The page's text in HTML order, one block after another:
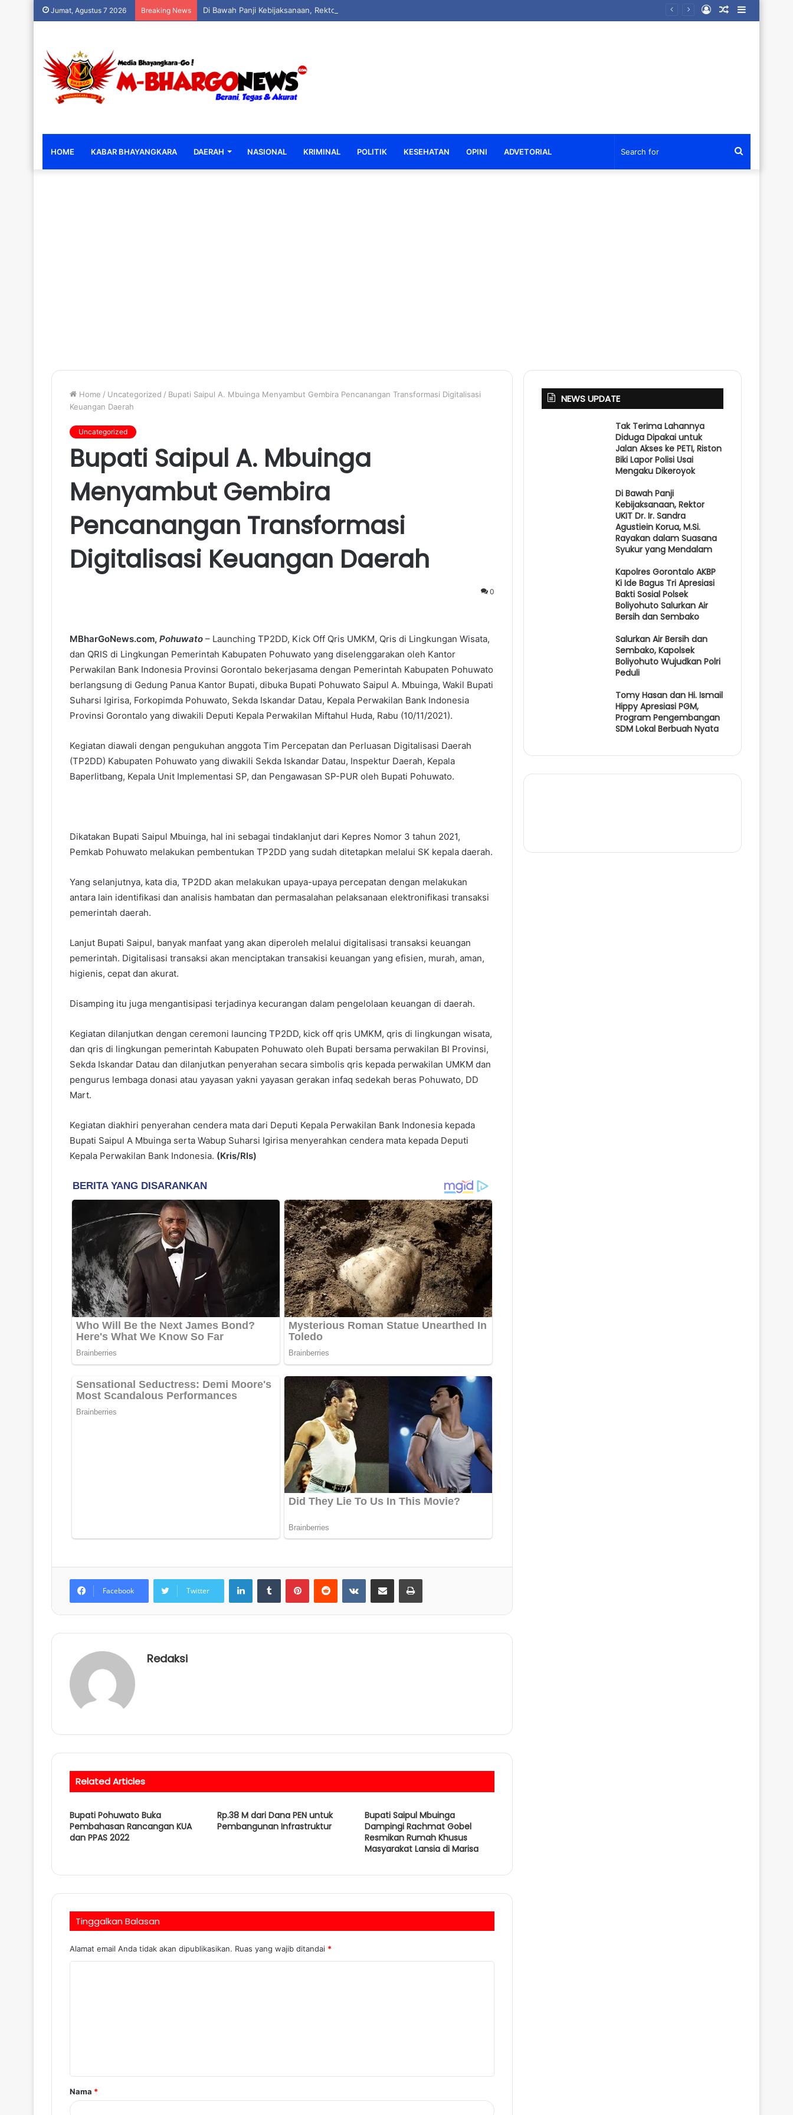
Jumat, Agustus 7 2026 Breaking News
Random
Log
HOME KABAR BHAYANGKARA DAERAH NASIONAL KRIMINAL POLITIK KESEHATAN OPINI ADVETORIAL
Home / Uncategorized / Bupati Saipul A. Mbuinga Menyambut Gembira Pencanangan Transformasi Digitalisasi
Keuangan Daerah
Uncategorized
Bupati Saipul A. Mbuinga
Menyambut Gembira
Pencanangan Transformasi
Digitalisasi Keuangan Daerah
0
MBharGoNews.com, Pohuwato – Launching TP2DD, Kick Off Qris UMKM, Qris di Lingkungan Wisata,
dan QRIS di Lingkungan Pemerintah Kabupaten Pohuwato yang diselenggarakan oleh Kantor
Perwakilan Bank Indonesia Provinsi Gorontalo bekerjasama dengan Pemerintah Kabupaten Pohuwato
berlangsung di Gedung Panua Kantor Bupati, dibuka Bupati Pohuwato Saipul A. Mbuinga, Wakil Bupati
Suharsi Igirisa, Forkopimda Pohuwato, Sekda Iskandar Datau, Kepala Perwakilan Bank Indonesia
Provinsi Gorontalo yang diwakili Deputi Kepala Perwakilan Miftahul Huda, Rabu (10/11/2021).
Kegiatan diawali dengan pengukuhan anggota Tim Percepatan dan Perluasan Digitalisasi Daerah
(TP2DD) Kabupaten Pohuwato yang diwakili Sekda Iskandar Datau, Inspektur Daerah, Kepala
Baperlitbang, Kepala Unit Implementasi SP, dan Pengawasan SP-PUR oleh Bupati Pohuwato.
Dikatakan Bupati Saipul Mbuinga, hal ini sebagai tindaklanjut dari Kepres Nomor 3 tahun 2021,
Pemkab Pohuwato melakukan pembentukan TP2DD yang sudah ditetapkan melalui SK kepala daerah.
Yang selanjutnya, kata dia, TP2DD akan melakukan upaya-upaya percepatan dengan melakukan
antara lain identifikasi dan analisis hambatan dan permasalahan pelaksanaan elektronifikasi transaksi
pemerintah daerah.
Lanjut Bupati Saipul, banyak manfaat yang akan diperoleh melalui digitalisasi transaksi keuangan
pemerintah. Digitalisasi transaksi akan menciptakan transakisi keuangan yang efisien, murah, aman,
higienis, cepat dan akurat.
Disamping itu juga mengantisipasi terjadinya kecurangan dalam pengelolaan keuangan di daerah.
Kegiatan dilanjutkan dengan ceremoni launcing TP2DD, kick off qris UMKM, qris di lingkungan wisata,
dan qris di lingkungan pemerintah Kabupaten Pohuwato oleh Bupati bersama perwakilan BI Provinsi,
Sekda Iskandar Datau dan dilanjutkan penyerahan secara simbolis qris kepada perwakilan UMKM dan
pengurus lembaga donasi atau yayasan yakni yayasan gerakan infaq sedekah beras Pohuwato, DD
Mart.
Kegiatan diakhiri penyerahan cendera mata dari Deputi Kepala Perwakilan Bank Indonesia kepada
Bupati Saipul A Mbuinga serta Wabup Suharsi Igirisa menyerahkan cendera mata kepada Deputi
Kepala Perwakilan Bank Indonesia. (Kris/Rls)
Facebook Twitter
Redaksi
Related Articles
Bupati Pohuwato Buka
Pembahasan Rancangan KUA
dan PPAS 2022
Rp.38 M dari Dana PEN untuk
Pembangunan Infrastruktur
Bupati Saipul Mbuinga
Dampingi Rachmat Gobel
Resmikan Rumah Khusus
Masyarakat Lansia di Marisa
Tinggalkan Balasan
Alamat email Anda tidak akan dipublikasikan. Ruas yang wajib ditandai *
Nama *
NEWS UPDATE
Tak Terima Lahannya
Diduga Dipakai untuk
Jalan Akses ke PETI, Riston
Biki Lapor Polisi Usai
Mengaku Dikeroyok
Di Bawah Panji
Kebijaksanaan, Rektor
UKIT Dr. Ir. Sandra
Agustiein Korua, M.Si.
Rayakan dalam Suasana
Syukur yang Mendalam
Kapolres Gorontalo AKBP
Ki Ide Bagus Tri Apresiasi
Bakti Sosial Polsek
Boliyohuto Salurkan Air
Bersih dan Sembako
Salurkan Air Bersih dan
Sembako, Kapolsek
Boliyohuto Wujudkan Polri
Peduli
Tomy Hasan dan Hi. Ismail
Hippy Apresiasi PGM,
Program Pengembangan
SDM Lokal Berbuah Nyata